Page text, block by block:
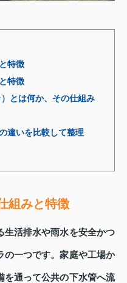
特徴
特徴
とは何か、その仕組み
違いを比較して整理
組みと特徴
生活排水や雨水を安全かつ
の一つです。家庭や工場か
を通って公共の下水管へ流